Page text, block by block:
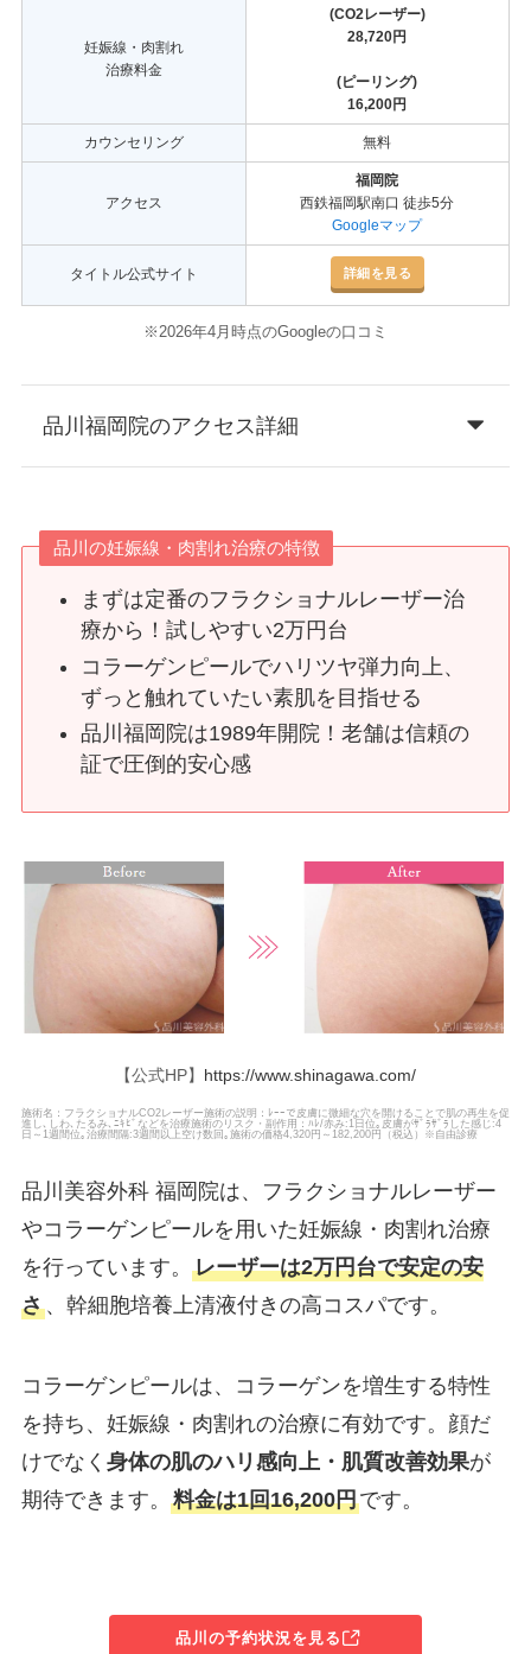
妊娠線・肉割れ
治療料金
(CO2レーザー)
28,720円
(ピーリング)
16,200円
カウンセリング 無料
アクセス
福岡院
西鉄福岡駅南口 徒歩5分
Googleマップ
タイトル公式サイト 詳細を見る
※2026年4月時点のGoogleの口コミ
品川福岡院のアクセス詳細
品川の妊娠線・肉割れ治療の特徴
まずは定番のフラクショナルレーザー治
療から！試しやすい2万円台
コラーゲンピールでハリツヤ弾力向上、
ずっと触れていたい素肌を目指せる
品川福岡院は1989年開院！老舗は信頼の
証で圧倒的安心感
【公式HP】 https://www.shinagawa.com/
施術名：フラクショナルCO2レーザー施術の説明：ﾚｰｰで皮膚に微細な穴を開けることで肌の再生を促
進し､しわ､たるみ､ﾆｷﾋﾞなどを治療施術のリスク・副作用：ﾊﾚ/赤み:1日位｡皮膚がｻﾞﾗｻﾞﾗした感じ:4
日～1週間位｡治療間隔:3週間以上空け数回｡施術の価格4,320円～182,200円（税込）※自由診療
品川美容外科 福岡院は、フラクショナルレーザー
やコラーゲンピールを用いた妊娠線・肉割れ治療
を行っています。 レーザーは2万円台で安定の安
さ、幹細胞培養上清液付きの高コスパです。
コラーゲンピールは、コラーゲンを増生する特性
を持ち、妊娠線・肉割れの治療に有効です。顔だ
けでなく 身体の肌のハリ感向上・肌質改善効果が
期待できます。 料金は1回16,200円です。
品川の予約状況を見る